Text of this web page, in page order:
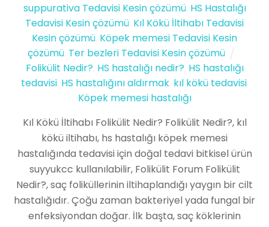
suppurativa Tedavisi Kesin çözümü, HS Hastalığı
Tedavisi Kesin çözümü Kıl Kökü İltihabı Tedavisi
Kesin çözümü Köpek memesi Tedavisi Kesin
çözümü, Ter bezleri Tedavisi Kesin çözümü
Folikülit Nedir? HS hastalığı nedir? HS hastalığı
tedavisi, HS hastalığını aldırmak, kıl kökü tedavisi,
Köpek memesi hastalığı
Kıl Kökü İltihabı Folikülit Nedir? Folikülit Nedir?, kıl
kökü iltihabı, hs hastalığı köpek memesi
hastalığında tedavisi için doğal tedavi bitkisel ürün
suyyukcc kullanılabilir, Folikülit Forum Folikülit
Nedir?, saç foliküllerinin iltihaplandığı yaygın bir cilt
hastalığıdır. Çoğu zaman bakteriyel yada fungal bir
enfeksiyondan doğar. İlk başta, saç köklerinin